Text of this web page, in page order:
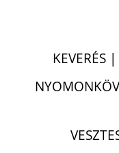
KEVERÉS